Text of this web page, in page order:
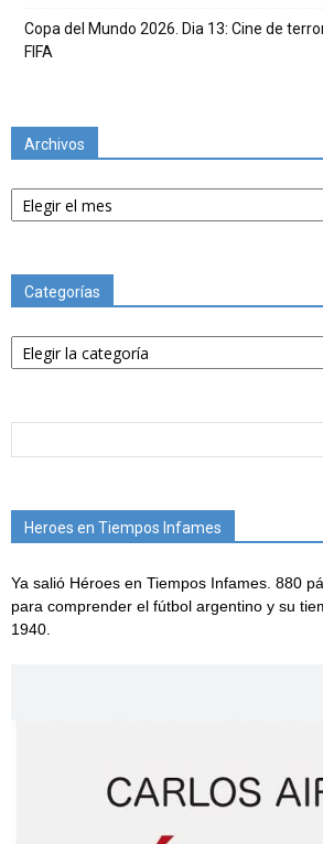
Copa del Mundo 2026. Dia 13: Cine de
FIFA
Archivos
Archivos
Categorías
Categorías
Heroes en Tiempos Infames
Ya salió Héroes en Tiempos Infames. 880
para comprender el fútbol argentino y su
1940.